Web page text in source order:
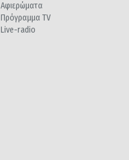
Αφιερώματα
Πρόγραμμα TV
Live-radio